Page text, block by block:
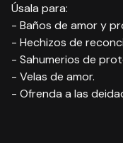
Úsala para:
- Baños de amor y
- Hechizos de
- Sahumerios de
- Velas de amor.
- Ofrenda a las